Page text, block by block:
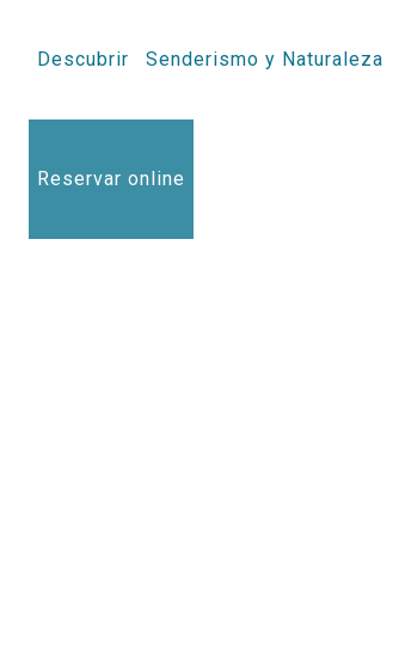
Descubrir Senderismo y Naturaleza
Reservar online